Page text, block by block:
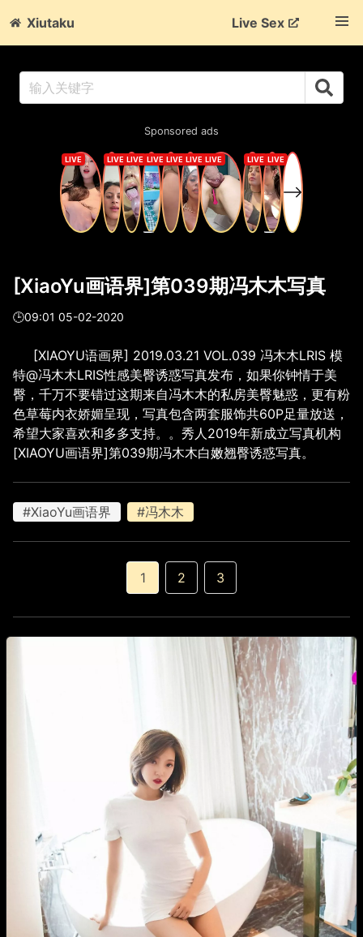
Xiutaku Live Sex
Sponsored ads
[XiaoYu画语界]第039期冯木木写真
🕒09:01 05-02-2020
[XIAOYU语画界] 2019.03.21 VOL.039 冯木木LRIS 模
特@冯木木LRIS性感美臀诱惑写真发布，如果你钟情于美
臀，千万不要错过这期来自冯木木的私房美臀魅惑，更有粉
色草莓内衣娇媚呈现，写真包含两套服饰共60P足量放送，
希望大家喜欢和多多支持。。秀人2019年新成立写真机构
[XIAOYU画语界]第039期冯木木白嫩翘臀诱惑写真。
#XiaoYu画语界 #冯木木
1 2 3